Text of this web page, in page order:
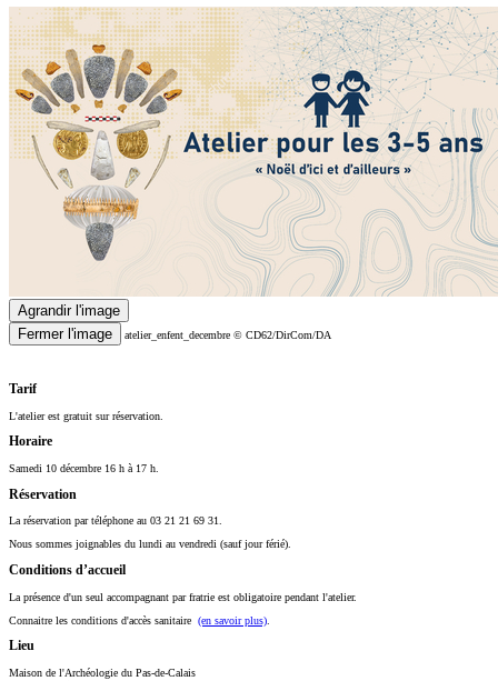
Agrandir l'image
Fermer l'image
atelier_enfent_decembre © CD62/DirCom/DA
Tarif
L'atelier est gratuit sur réservation.
Horaire
Samedi 10 décembre 16 h à 17 h.
Réservation
La réservation par téléphone au 03 21 21 69 31.
Nous sommes joignables du lundi au vendredi (sauf jour férié).
Conditions d’accueil
La présence d'un seul accompagnant par fratrie est obligatoire pendant l'atelier.
Connaitre les conditions d'accès sanitaire (en savoir plus)
Lieu
Maison de l'Archéologie du Pas-de-Calais